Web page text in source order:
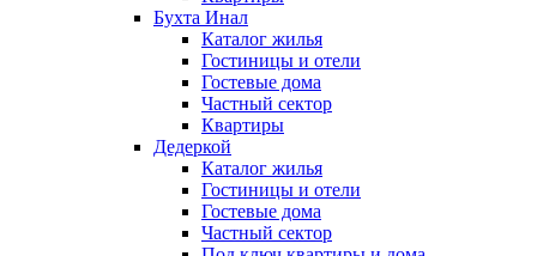
Бухта Инал
Каталог жилья
Гостиницы и отели
Гостевые дома
Частный сектор
Квартиры
Дедеркой
Каталог жилья
Гостиницы и отели
Гостевые дома
Частный сектор